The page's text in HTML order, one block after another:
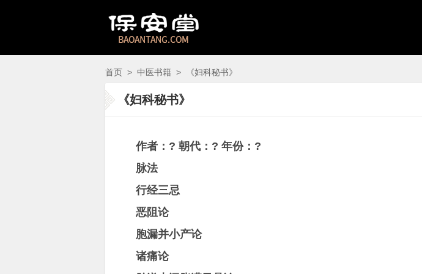
首页 > 中医书籍 > 《妇科秘书》
《妇科秘书》
作者：? 朝代：? 年份：?
脉法
行经三忌
恶阻论
胞漏并小产论
诸痛论